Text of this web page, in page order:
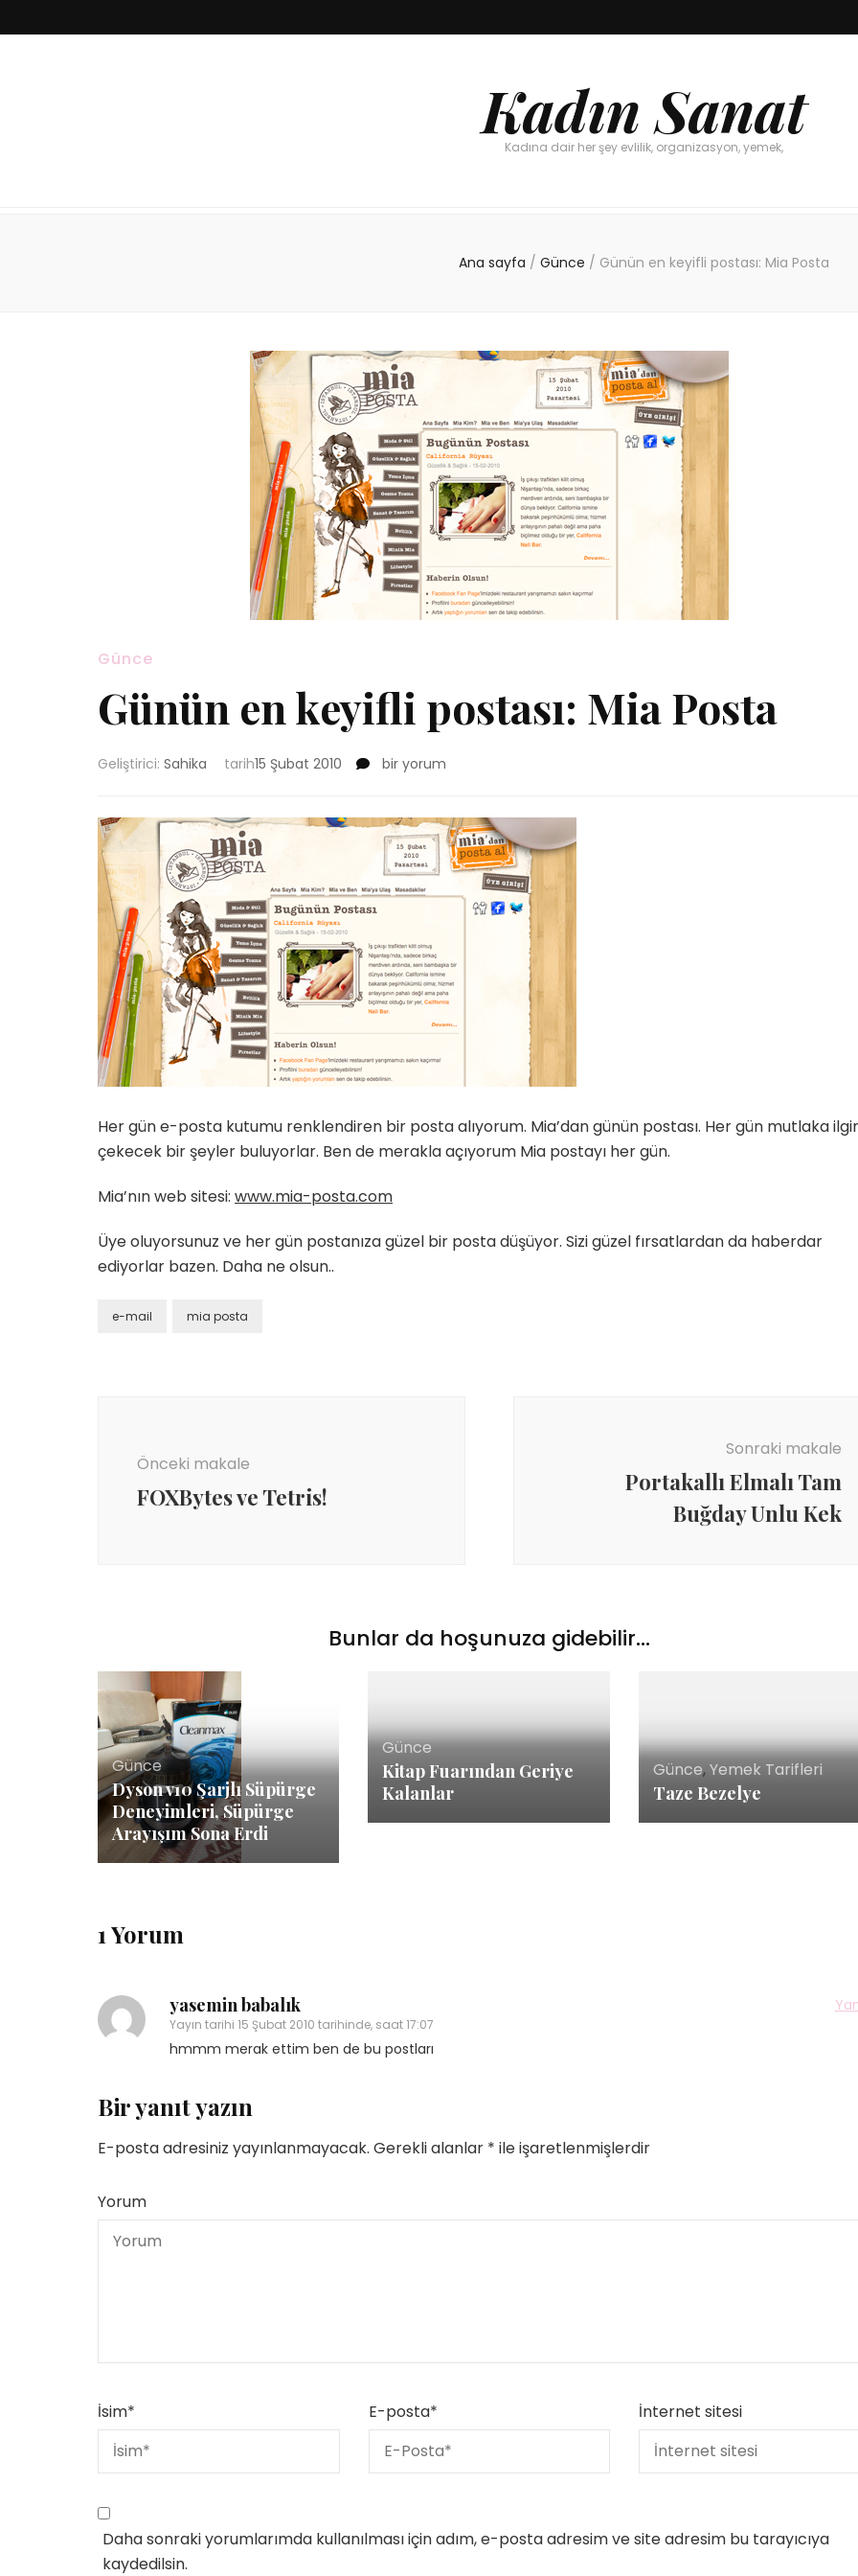
Kadın Sanat
Kadına dair her şey evlilik, organizasyon, yemek,
Ana sayfa / Günce / Günün en keyifli postası: Mia Posta
Günce
Günün en keyifli postası: Mia Posta
Geliştirici: Sahika tarih15 Şubat 2010
Günün
postası:
Mia
Posta
için
bir yorum
Her gün e-posta kutumu renklendiren bir posta alıyorum. Mia’dan günün postası. Her gün mutlaka
çekecek bir şeyler buluyorlar. Ben de merakla açıyorum Mia postayı her gün.
Mia’nın web sitesi: www.mia-posta.com
Üye oluyorsunuz ve her gün postanıza güzel bir posta düşüyor. Sizi güzel fırsatlardan da haberdar
ediyorlar bazen. Daha ne olsun..
e-mail mia posta
Önceki makale
FOXBytes ve Tetris!
Sonraki makale
Portakallı Elmalı Tam
Buğday Unlu Kek
Bunlar da hoşunuza gidebilir...
Günce
Dyson v10 Şarjlı Süpürge
Deneyimleri, Süpürge
Arayışım Sona Erdi
Günce
Kitap Fuarından Geriye
Kalanlar
Günce,Yemek Tarifleri
Taze Bezelye
1 Yorum
yasemin babalık
Yayın tarihi 15 Şubat 2010 tarihinde, saat 17:07
hmmm merak ettim ben de bu postları
Bir yanıt yazın
E-posta adresiniz yayınlanmayacak. Gerekli alanlar * ile işaretlenmişlerdir
Yorum
İsim* E-posta* İnternet sitesi
Daha sonraki yorumlarımda kullanılması için adım, e-posta adresim ve site adresim bu tarayıcıya
kaydedilsin.